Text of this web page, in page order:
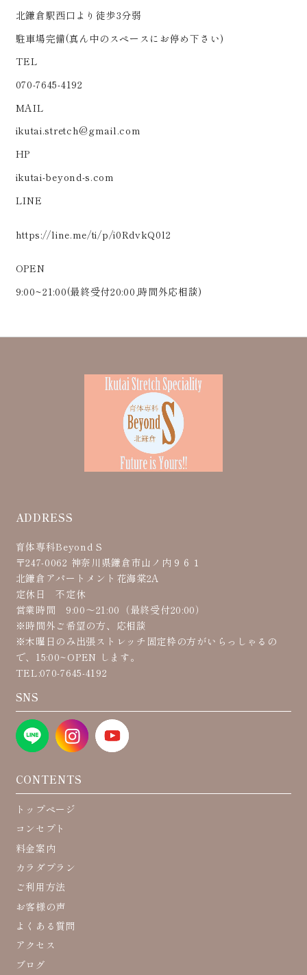
北鎌倉駅西口より徒歩3分弱
駐車場完備(真ん中のスペースにお停め下さい)
TEL
070-7645-4192
MAIL
ikutai.stretch@gmail.com
HP
ikutai-beyond-s.com
LINE
https://line.me/ti/p/i0RdvkQ0l2
OPEN
9:00~21:00(最終受付20:00,時間外応相談)
ADDRESS
育体専科Beyond S
〒247-0062 神奈川県鎌倉市山ノ内９６１
北鎌倉アパートメント花海棠2A
定休日 不定休
営業時間 9:00〜21:00（最終受付20:00）
※時間外ご希望の方、応相談
※木曜日のみ出張ストレッチ固定枠の方がいらっしゃるの
で、15:00~OPEN します。
TEL:070-7645-4192
SNS
CONTENTS
トップページ
コンセプト
料金案内
カラダプラン
ご利用方法
お客様の声
よくある質問
アクセス
ブログ